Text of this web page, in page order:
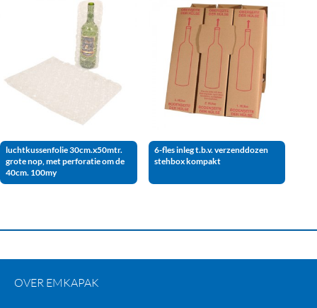
luchtkussenfolie 30cm.x50mtr.
grote nop, met perforatie om de
40cm. 100my
6-fles inleg t.b.v. verzenddozen
stehbox kompakt
OVER EMKAPAK